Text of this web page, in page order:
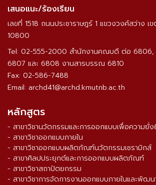
เสนอแนะ/ร้องเรียน
เลขที่ 1518 ถนนประชาราษฎร์ 1 แขวงวงศ์สว่าง เ
10800
Tel: 02-555-2000 สำนักงานคณบดี ต่อ 6806,
6807 และ 6808 งานสารบรรณ 6810
Fax: 02-586-7488
Email: archd41@archd.kmutnb.ac.th
หลักสูตร
- สาขาวิชานวัตกรรมและการออกแบบเพื่อความยั่
- สาขาวิชาออกแบบภายใน
- สาขาวิชาออกแบบผลิตภัณฑ์นวัตกรรมเซรามิกส์
- สาขาศิลปประยุกต์และการออกแบบผลิตภัณฑ์
- สาขาวิชาสถาปัตยกรรม
- สาขาวิชาการจัดการงานออกแบบภายในและพัฒน